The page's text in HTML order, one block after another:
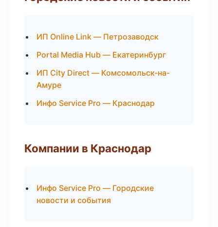
ИП Online Link — Петрозаводск
Portal Media Hub — Екатеринбург
ИП City Direct — Комсомольск-на-
Амуре
Инфо Service Pro — Краснодар
Компании в Краснодар
Инфо Service Pro — Городские
новости и события